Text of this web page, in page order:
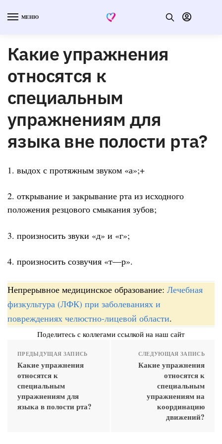
МЕНЮ
Какие упражнения
относятся к
специальным
упражнениям для
языка вне полости рта?
1. выдох с протяжным звуком «а»;+
2. открывание и закрывание рта из исходного
положения резцового смыкания зубов;
3. произносить звуки «д» и «г»;
4. произносить созвучия «т—р».
Непрерывное медицинское образование: Лечебная
физкультура (ЛФК) при заболеваниях и
повреждениях челюстно-лицевой области.
Поделитесь с коллегами ссылкой на наш сайт
ПРЕДЫДУЩАЯ ЗАПИСЬ
Какие упражнения
относятся к
специальным
упражнениям для
языка в полости рта?
СЛЕДУЮЩАЯ ЗАПИСЬ
Какие упражнения
относятся к
специальным
упражнениям на
координацию
движений?